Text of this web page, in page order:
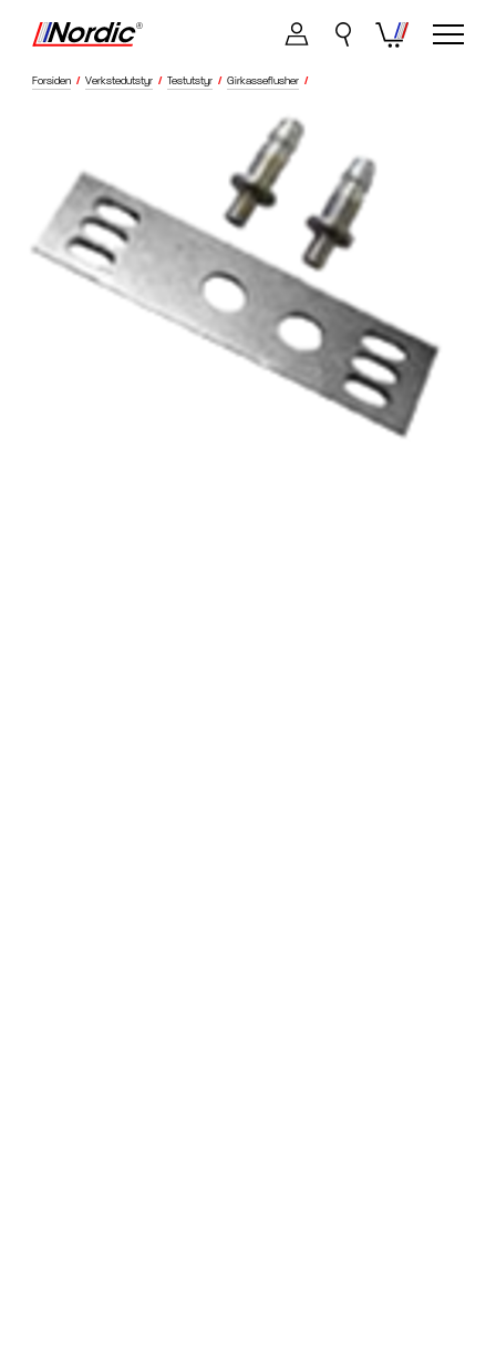
Forsiden / Verkstedutstyr / Testutstyr / Girkasseflusher /